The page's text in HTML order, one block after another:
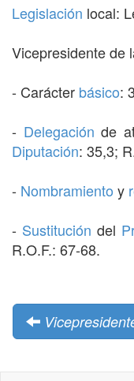
Legislación local:
Vicepresidente de
- Carácter básico:
- Delegación de
Diputación: 35,3;
- Nombramiento y
- Sustitución del
R.O.F.: 67-68.